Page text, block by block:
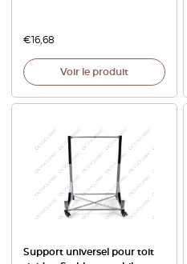
€16,68
Voir le produit
Support universel pour toit